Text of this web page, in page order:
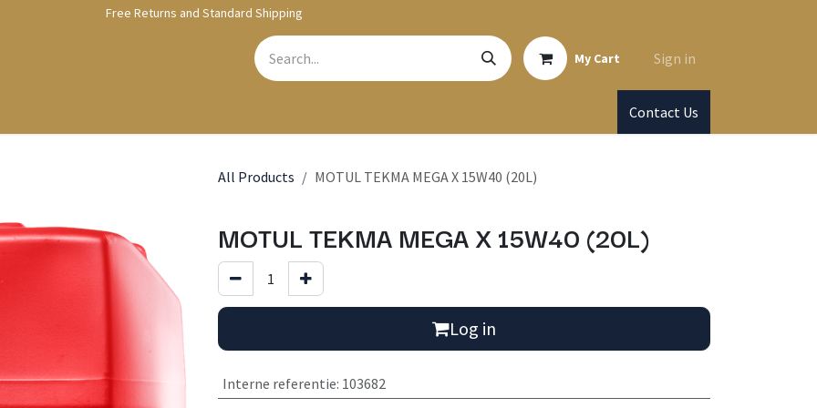
Free Returns and Standard Shipping
My Cart Sign in
Contact Us
All Products MOTUL TEKMA MEGA X 15W40 (20L)
MOTUL TEKMA MEGA X 15W40 (20L)
Log in
Interne referentie: 103682